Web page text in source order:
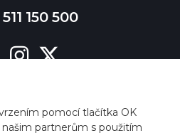
150 500
pomocí tlačítka OK
partnerům s použitím